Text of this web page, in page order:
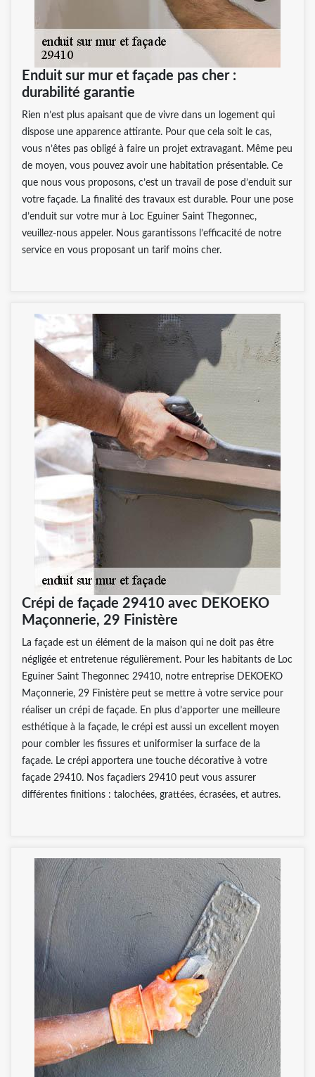
Enduit sur mur et façade pas cher :
durabilité garantie
Rien n’est plus apaisant que de vivre dans un logement qui
dispose une apparence attirante. Pour que cela soit le cas,
vous n’êtes pas obligé à faire un projet extravagant. Même peu
de moyen, vous pouvez avoir une habitation présentable. Ce
que nous vous proposons, c’est un travail de pose d’enduit sur
votre façade. La finalité des travaux est durable. Pour une pose
d’enduit sur votre mur à Loc Eguiner Saint Thegonnec,
veuillez-nous appeler. Nous garantissons l’efficacité de notre
service en vous proposant un tarif moins cher.
Crépi de façade 29410 avec DEKOEKO
Maçonnerie, 29 Finistère
La façade est un élément de la maison qui ne doit pas être
négligée et entretenue régulièrement. Pour les habitants de Loc
Eguiner Saint Thegonnec 29410, notre entreprise DEKOEKO
Maçonnerie, 29 Finistère peut se mettre à votre service pour
réaliser un crépi de façade. En plus d’apporter une meilleure
esthétique à la façade, le crépi est aussi un excellent moyen
pour combler les fissures et uniformiser la surface de la
façade. Le crépi apportera une touche décorative à votre
façade 29410. Nos façadiers 29410 peut vous assurer
différentes finitions : talochées, grattées, écrasées, et autres.